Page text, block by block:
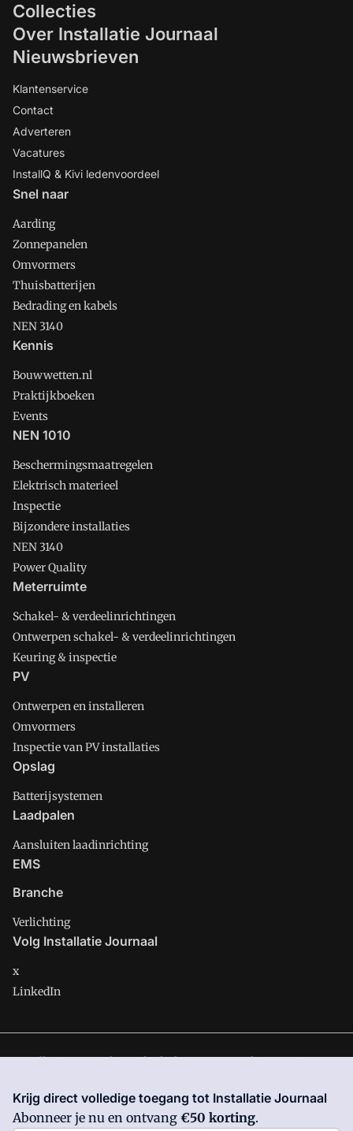
Collecties
Over Installatie Journaal
Nieuwsbrieven
Klantenservice
Contact
Adverteren
Vacatures
InstallQ & Kivi ledenvoordeel
Snel naar
Aarding
Zonnepanelen
Omvormers
Thuisbatterijen
Bedrading en kabels
NEN 3140
Kennis
Bouwwetten.nl
Praktijkboeken
Events
NEN 1010
Beschermingsmaatregelen
Elektrisch materieel
Inspectie
Bijzondere installaties
NEN 3140
Power Quality
Meterruimte
Schakel- & verdeelinrichtingen
Ontwerpen schakel- & verdeelinrichtingen
Keuring & inspectie
PV
Ontwerpen en installeren
Omvormers
Inspectie van PV installaties
Opslag
Batterijsystemen
Laadpalen
Aansluiten laadinrichting
EMS
Branche
Verlichting
Volg Installatie Journaal
x
LinkedIn
Installatie Journaal is onderdeel van VMN media. Lees inons
site zijn de volgende regelingen van toepassing:Algemene
VoorwaardenenPrivacy en Cookie beleid|Privacy instellingen
Krijg direct volledige toegang tot Installatie Journaal
Abonneer je nu en ontvang €50 korting.